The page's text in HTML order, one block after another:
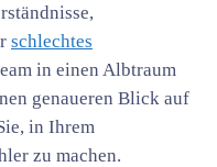
schlechtes
in einen Albtraum
genaueren Blick auf
in Ihrem
zu machen.